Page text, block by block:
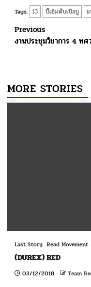
Tags: i3 บีเอ็มดับเบิลยู
Post
navigation
Previous
งานประชุมวิชาการ 4 ทศ
MORE STORIES
Last Story Read Movement
(DUREX) RED
03/12/2018 Team